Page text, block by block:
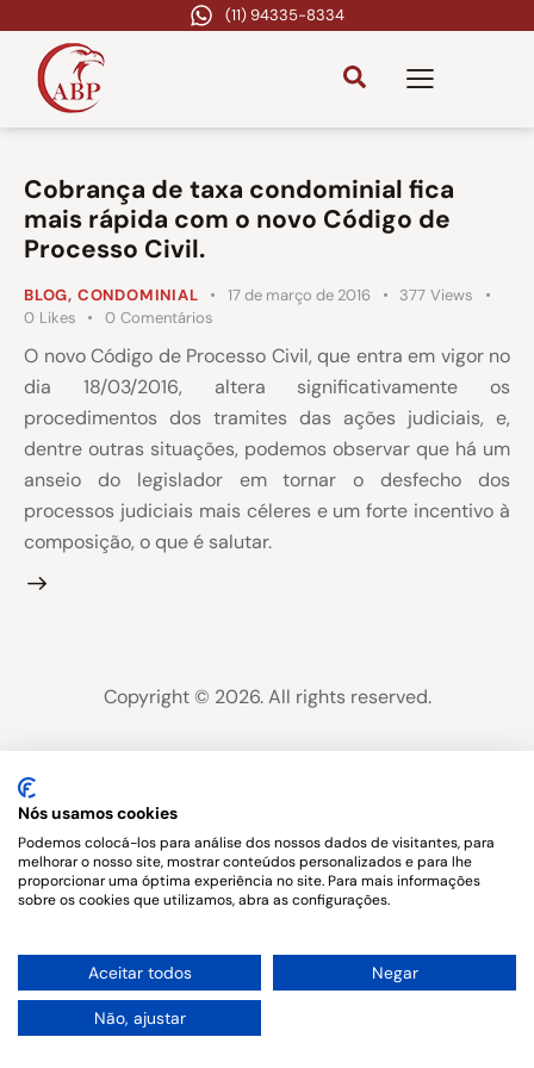
(11) 94335-8334
Cobrança de taxa condominial fica
mais rápida com o novo Código de
Processo Civil.
BLOG, CONDOMINIAL 17 de março de 2016 377 Views
0 Likes 0 Comentários
O novo Código de Processo Civil, que entra em vigor no
dia 18/03/2016, altera significativamente os
procedimentos dos tramites das ações judiciais, e,
dentre outras situações, podemos observar que há um
anseio do legislador em tornar o desfecho dos
processos judiciais mais céleres e um forte incentivo à
composição, o que é salutar.
Copyright © 2026. All rights reserved.
Nós usamos cookies
Podemos colocá-los para análise dos nossos dados de visitantes, para
melhorar o nosso site, mostrar conteúdos personalizados e para lhe
proporcionar uma óptima experiência no site. Para mais informações
sobre os cookies que utilizamos, abra as configurações.
Aceitar todos Negar
Não, ajustar